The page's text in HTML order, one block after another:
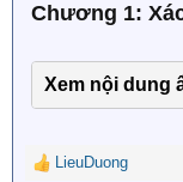
:Chương 1:
Xem nội dung
R
LieuDuong